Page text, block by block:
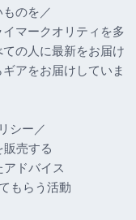
のを／
マークオリティを多
の人に最新をお届け
アをお届けしていま
シー／
販売する
ドバイス
もらう活動